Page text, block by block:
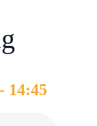
- 14:45